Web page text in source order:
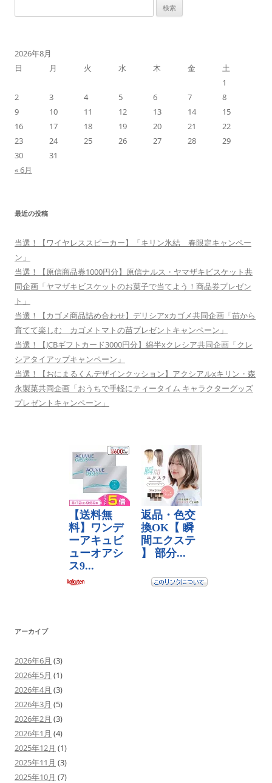
索:
2026年8月
日
月 火 水 木 金
土
1
2
3 4 5 6 7
8
9
10 11 12 13 14
15
16
17 18 19 20 21
22
23
24 25 26 27 28
29
30
31
« 6月
最近の投稿
当選！【ワイヤレススピーカー】「キリン氷結 春限定キャンペー
ン」
当選！【原信商品券1000円分】原信ナルス・ヤマザキビスケット共
同企画「ヤマザキビスケットのお菓子で当てよう！商品券プレゼン
ト」
当選！【カゴメ商品詰め合わせ】デリシアxカゴメ共同企画「苗から
育てて楽しむ カゴメトマトの苗プレゼントキャンペーン」
当選！【JCBギフトカード3000円分】綿半xクレシア共同企画「クレ
シアタイアップキャンペーン」
当選！【おにまるくんデザインクッション】アクシアルxキリン・森
永製菓共同企画「おうちで手軽にティータイム キャラクターグッズ
プレゼントキャンペーン」
アーカイブ
2026年6月 (3)
2026年5月 (1)
2026年4月 (3)
2026年3月 (5)
2026年2月 (3)
2026年1月 (4)
2025年12月 (1)
2025年11月 (3)
2025年10月 (7)